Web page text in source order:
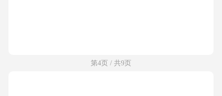
第4页 / 共9页